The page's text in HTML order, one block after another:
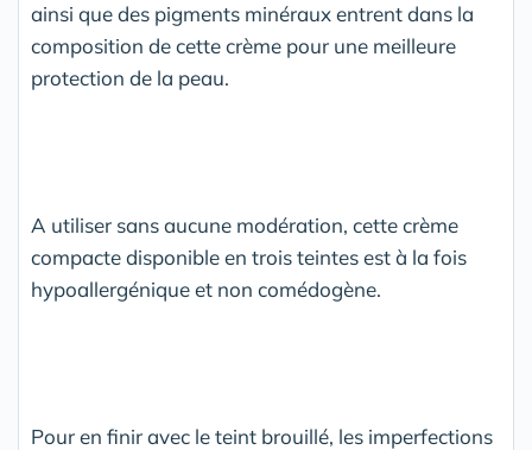
ainsi que des pigments minéraux entrent dans la
composition de cette crème pour une meilleure
protection de la peau.
A utiliser sans aucune modération, cette crème
compacte disponible en trois teintes est à la fois
hypoallergénique et non comédogène.
Pour en finir avec le teint brouillé, les imperfections